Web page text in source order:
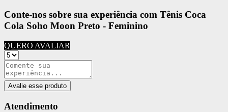
Conte-nos sobre sua experiência com Tênis Coca
Cola Soho Moon Preto - Feminino
QUERO AVALIAR
Avalie esse produto
Atendimento